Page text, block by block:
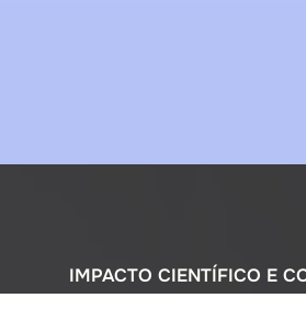
IMPACTO CIENTÍFICO E
A SOCIEDADE